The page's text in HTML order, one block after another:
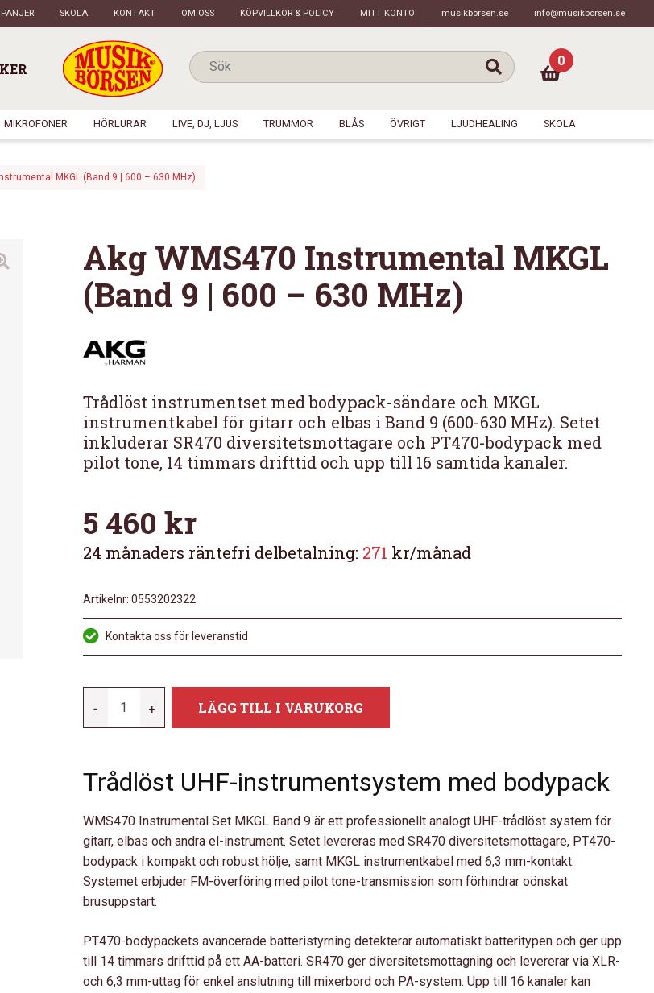
SKOLA KONTAKT OM OSS KÖPVILLKOR & POLICY MITT KONTO musikborsen.se info@musikborsen.se
0
MIKROFONER HÖRLURAR LIVE, DJ, LJUS TRUMMOR BLÅS ÖVRIGT LJUDHEALING SKOLA
MKGL (Band 9 | 600 – 630 MHz)
Akg WMS470 Instrumental MKGL
(Band 9 | 600 – 630 MHz)
Trådlöst instrumentset med bodypack-sändare och MKGL
instrumentkabel för gitarr och elbas i Band 9 (600-630 MHz). Setet
inkluderar SR470 diversitetsmottagare och PT470-bodypack med
pilot tone, 14 timmars drifttid och upp till 16 samtida kanaler.
5 460 kr
24 månaders räntefri delbetalning: 271 kr/månad
Artikelnr: 0553202322
Kontakta oss för leveranstid
-
WMS470
(BAND
|
600
-
630
MHZ)
+ LÄGG TILL I VARUKORG
Trådlöst UHF-instrumentsystem med bodypack
WMS470 Instrumental Set MKGL Band 9 är ett professionellt analogt UHF-trådlöst system för
gitarr, elbas och andra el-instrument. Setet levereras med SR470 diversitetsmottagare, PT470-
bodypack i kompakt och robust hölje, samt MKGL instrumentkabel med 6,3 mm-kontakt.
Systemet erbjuder FM-överföring med pilot tone-transmission som förhindrar oönskat
brusuppstart.
PT470-bodypackets avancerade batteristyrning detekterar automatiskt batteritypen och ger upp
till 14 timmars drifttid på ett AA-batteri. SR470 ger diversitetsmottagning och levererar via XLR-
och 6,3 mm-uttag för enkel anslutning till mixerbord och PA-system. Upp till 16 kanaler kan